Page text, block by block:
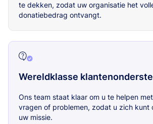
te dekken, zodat uw organisatie het
donatiebedrag ontvangt.
Wereldklasse
Ons team staat klaar om u te helpen
vragen of problemen, zodat u zich kunt
uw missie.